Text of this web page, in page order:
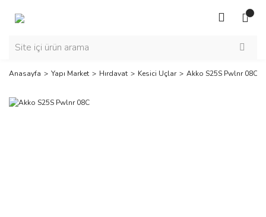
Anasayfa Yapı Market Hırdavat Kesici Uçlar Akko S25S Pwlnr 08C